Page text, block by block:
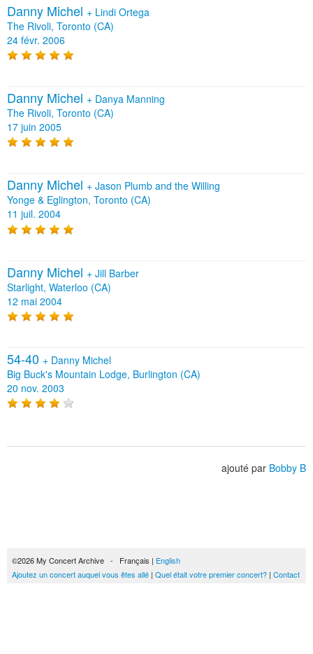
Danny Michel + Lindi Ortega
The Rivoli, Toronto (CA)
24 févr. 2006
Danny Michel + Danya Manning
The Rivoli, Toronto (CA)
17 juin 2005
Danny Michel + Jason Plumb and the Willing
Yonge & Eglington, Toronto (CA)
11 juil. 2004
Danny Michel + Jill Barber
Starlight, Waterloo (CA)
12 mai 2004
54-40 + Danny Michel
Big Buck's Mountain Lodge, Burlington (CA)
20 nov. 2003
ajouté par Bobby B
©2026 My Concert Archive - Français | English
Ajoutez un concert auquel vous êtes allé | Quel était votre premier concert? | Contact